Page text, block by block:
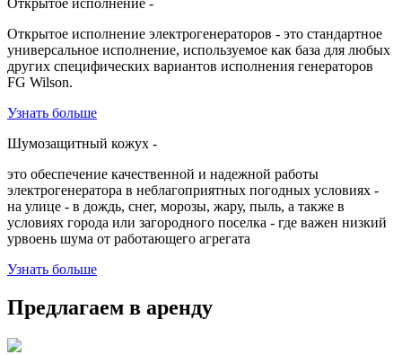
Открытое исполнение -
Открытое исполнение электрогенераторов - это стандартное
универсальное исполнение, используемое как база для любых
других специфических вариантов исполнения генераторов
FG Wilson.
Узнать больше
Шумозащитный кожух -
это обеспечение качественной и надежной работы
электрогенератора в неблагоприятных погодных условиях -
на улице - в дождь, снег, морозы, жару, пыль, а также в
условиях города или загородного поселка - где важен низкий
урвоень шума от работающего агрегата
Узнать больше
Предлагаем в аренду